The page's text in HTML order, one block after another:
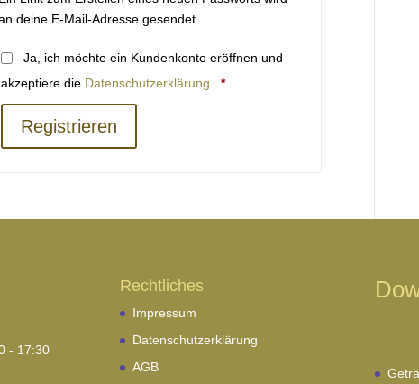
deine E-Mail-Adresse gesendet.
Ja, ich möchte ein Kundenkonto eröffnen und
akzeptiere die Datenschutzerklärung *Erforderlich
Registrieren
- 17:30
Rechtliches
Impressum
Datenschutzerklärung
AGB